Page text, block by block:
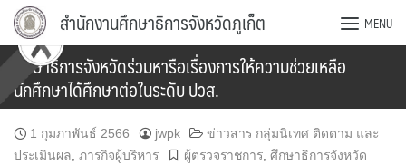
Skip
content
สำนักงานศึกษาธิการจังหวัดภูเก็ต MENU
ศึกษาธิการจังหวัดร่วมหารือเรื่องการให้ความช่วยเหลือ
นักศึกษาได้ศึกษาต่อในระดับ ปวส.
1 กุมภาพันธ์ 2566 jwpk
ข่าวสาร กลุ่มนิเทศ ติดตาม และ
ประเมินผล ภารกิจผู้บริหาร ผู้ตรวจราชการ ศึกษาธิการจังหวัด